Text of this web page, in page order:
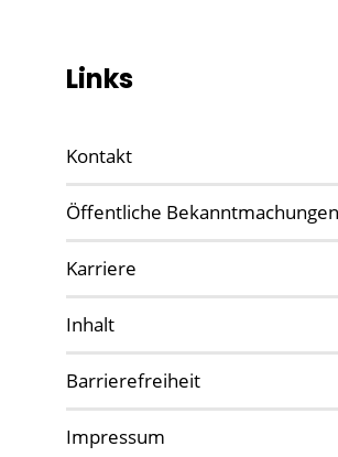
Links
Kontakt
Öffentliche Bekanntmachungen
Karriere
Inhalt
Barrierefreiheit
Impressum